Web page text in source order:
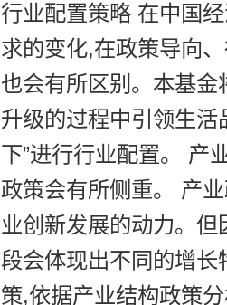
行业配置策略 在中国
求的变化,在政策导向
也会有所区别。本基
升级的过程中引领生活
下”进行行业配置。 产
政策会有所侧重。 产
业创新发展的动力。
段会体现出不同的增
策,依据产业结构政策